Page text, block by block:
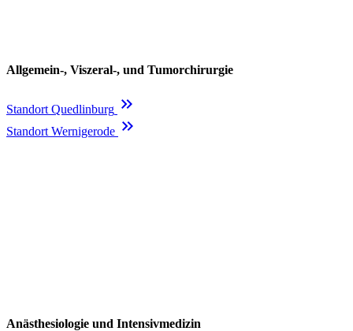
Allgemein-, Viszeral-, und Tumorchirurgie
Standort Quedlinburg keyboard_double_arrow_right
Standort Wernigerode keyboard_double_arrow_right
Anästhesiologie und Intensivmedizin